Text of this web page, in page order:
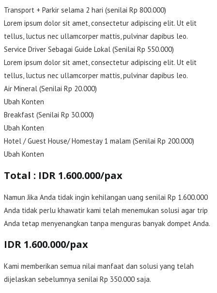
Transport + Parkir selama 2 hari (senilai Rp 800.000)
Lorem ipsum dolor sit amet, consectetur adipiscing elit. Ut elit
tellus, luctus nec ullamcorper mattis, pulvinar dapibus leo.
Service Driver Sebagai Guide Lokal (Senilai Rp 550.000)
Lorem ipsum dolor sit amet, consectetur adipiscing elit. Ut elit
tellus, luctus nec ullamcorper mattis, pulvinar dapibus leo.
Air Mineral (Senilai Rp 20.000)
Ubah Konten
Breakfast (Senilai Rp 30.000)
Ubah Konten
Hotel / Guest House/ Homestay 1 malam (Senilai Rp 200.000)
Ubah Konten
Total : IDR 1.600.000/pax
Namun Jika Anda tidak ingin kehilangan uang senilai Rp 1.600.000
Anda tidak perlu khawatir kami telah menemukan solusi agar trip
Anda tetap menyenangkan tanpa menguras banyak dompet Anda.
IDR 1.600.000/pax
Kami memberikan semua nilai manfaat dan solusi yang telah
dijelaskan sebelumnya senilai Rp 350.000 saja.